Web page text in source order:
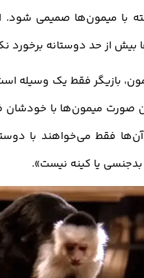
با میمون‌ها صمیمی
بیش از حد دوستانه برخورد
بازیگر فقط یک وسیله است
میمون‌ها با خودشان
فقط می‌خواهند با
یا کینه نیست.«